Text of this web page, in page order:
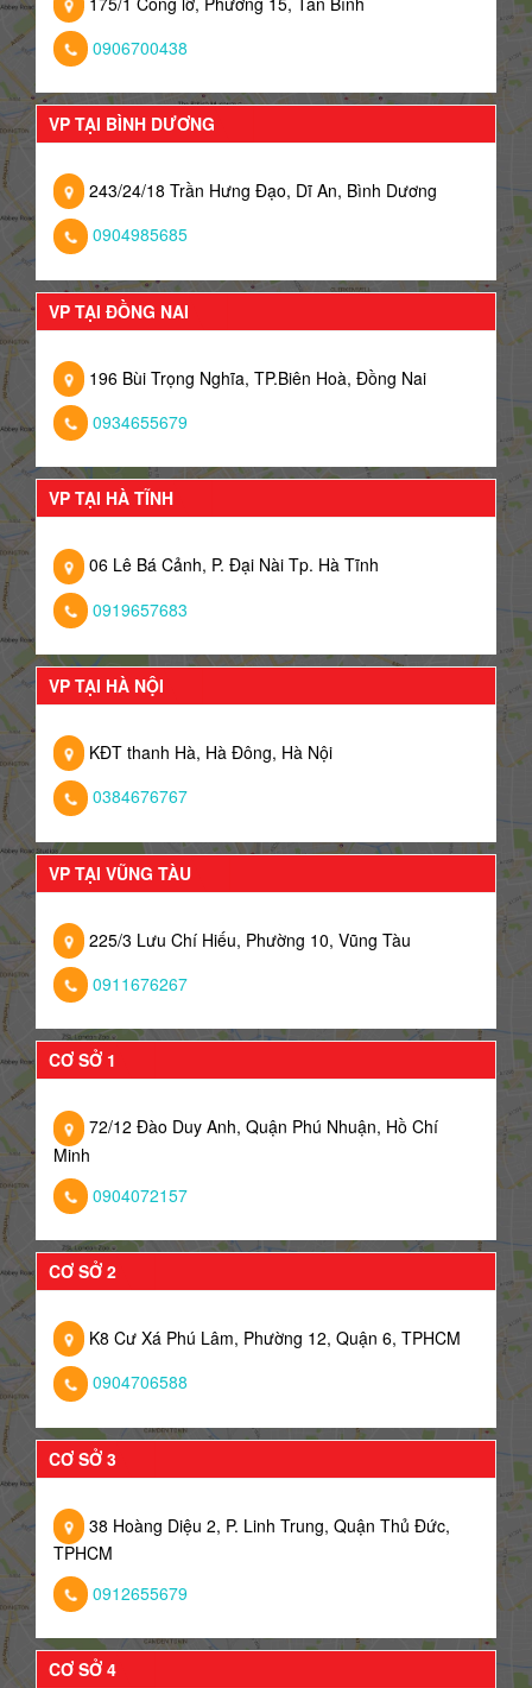
0906700438
VP TẠI BÌNH DƯƠNG
243/24/18 Trần Hưng Đạo, Dĩ An, Bình Dương
0904985685
VP TẠI ĐỒNG NAI
196 Bùi Trọng Nghĩa, TP.Biên Hoà, Đồng Nai
0934655679
VP TẠI HÀ TĨNH
06 Lê Bá Cảnh, P. Đại Nài Tp. Hà Tĩnh
0919657683
VP TẠI HÀ NỘI
KĐT thanh Hà, Hà Đông, Hà Nội
0384676767
VP TẠI VŨNG TÀU
225/3 Lưu Chí Hiếu, Phường 10, Vũng Tàu
0911676267
CƠ SỞ 1
72/12 Đào Duy Anh, Quận Phú Nhuận, Hồ Chí
Minh
0904072157
CƠ SỞ 2
K8 Cư Xá Phú Lâm, Phường 12, Quận 6, TPHCM
0904706588
CƠ SỞ 3
38 Hoàng Diệu 2, P. Linh Trung, Quận Thủ Đức,
TPHCM
0912655679
CƠ SỞ 4